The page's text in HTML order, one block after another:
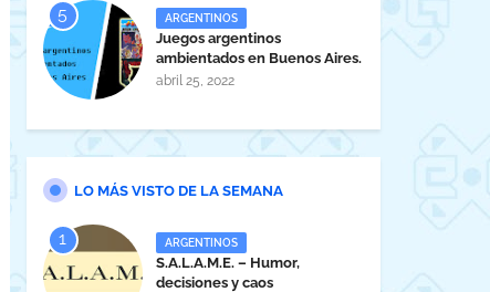
ARGENTINOS
Juegos argentinos
ambientados en Buenos Aires.
abril 25, 2022
LO MÁS VISTO DE LA SEMANA
ARGENTINOS
S.A.L.A.M.E. – Humor,
decisiones y caos